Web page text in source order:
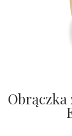
Obrączka